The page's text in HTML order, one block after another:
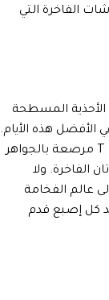
الفاخرة التي
الأحذية المسطحة
الأفضل هذه الأيام.
ابحثي عن صنادل مسطحة بحزام على شكل حرف T مرصعة بالجواهر
الفاخرة. ولا
عالم الفخامة
كل إصبع قدم